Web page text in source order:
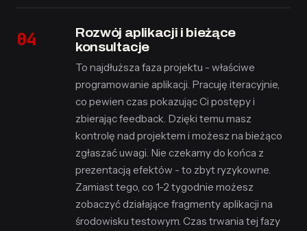
Rozwój aplikacji i bieżące
konsultacje
To najdłuższa faza projektu - właściwe
programowanie aplikacji. Pracuję iteracyjnie,
co pewien czas pokazując Ci postępy i
zbierając feedback. Dzięki temu masz
kontrolę nad projektem i możesz na bieżąco
zgłaszać uwagi. Nie czekamy do końca z
prezentacją efektów - to zbyt ryzykowne.
Zamiast tego, co 1-2 tygodnie możesz
zobaczyć działające fragmenty aplikacji na
środowisku testowym. Czas trwania tej fazy